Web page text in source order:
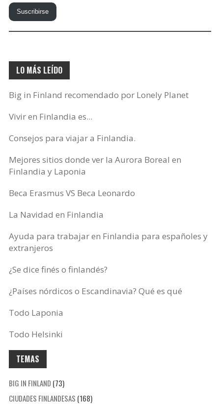
correo
electrónico…
Suscribirse
LO MÁS LEÍDO
Big in Finland recomendado por Lonely Planet
Vivir en Finlandia es...
Consejos para viajar a Finlandia.
Mejores sitios donde ver la Aurora Boreal en
Finlandia y Laponia
Beca Erasmus VS Beca Leonardo
La Navidad en Finlandia
Ayuda para trabajar en Finlandia para españoles y
extranjeros
¿Se dice finés o finlandés?
¿Países nórdicos o Escandinavia? Qué es qué
Todo Laponia
Todo Helsinki
TEMAS
BIG IN FINLAND (73)
CIUDADES FINLANDESAS (168)